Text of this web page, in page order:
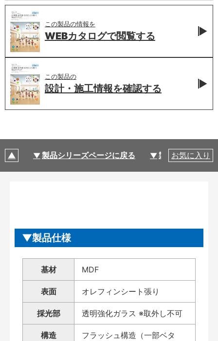
この製品の情報を
WEBカタログで閲覧する
この製品の
設計・施工情報を確認する
製品シリーズページに戻る 製品仕様
お気に入り
製品仕様
基材 MDF
表面 オレフィンシート張り
採光部 透明強化ガラス ※取外し不可
構造
フラッシュ構造（一部ベタ